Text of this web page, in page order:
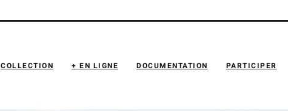
COLLECTION + EN LIGNE DOCUMENTATION PARTICIPER